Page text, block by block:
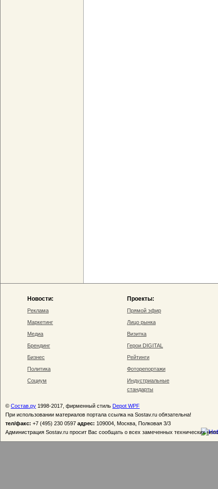
Новости:
Реклама
Маркетинг
Медиа
Брендинг
Бизнес
Политика
Социум
Проекты:
Прямой эфир
Лицо рынка
Визитка
Герои DIGITAL
Рейтинги
Фоторепортажи
Индустриальные
стандарты
© Состав.ру 1998-2017, фирменный стиль Depot WPF
При использовании материалов портала ссылка на Sostav.ru обязательна!
тел/факс: +7 (495) 230 0597 адрес: 109004, Москва, Полковая 3/3
Администрация Sostav.ru просит Вас сообщать о всех замеченных технических